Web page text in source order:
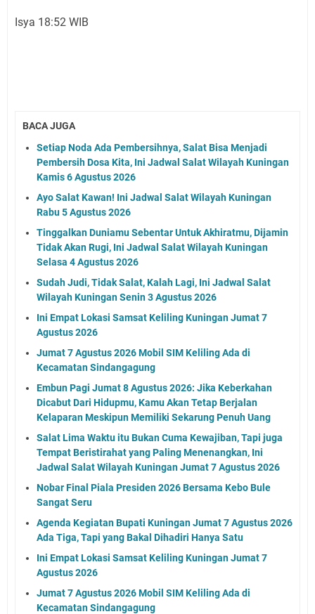
Isya 18:52 WIB
BACA JUGA
Setiap Noda Ada Pembersihnya, Salat Bisa Menjadi
Pembersih Dosa Kita, Ini Jadwal Salat Wilayah Kuningan
Kamis 6 Agustus 2026
Ayo Salat Kawan! Ini Jadwal Salat Wilayah Kuningan
Rabu 5 Agustus 2026
Tinggalkan Duniamu Sebentar Untuk Akhiratmu, Dijamin
Tidak Akan Rugi, Ini Jadwal Salat Wilayah Kuningan
Selasa 4 Agustus 2026
Sudah Judi, Tidak Salat, Kalah Lagi, Ini Jadwal Salat
Wilayah Kuningan Senin 3 Agustus 2026
Ini Empat Lokasi Samsat Keliling Kuningan Jumat 7
Agustus 2026
Jumat 7 Agustus 2026 Mobil SIM Keliling Ada di
Kecamatan Sindangagung
Embun Pagi Jumat 8 Agustus 2026: Jika Keberkahan
Dicabut Dari Hidupmu, Kamu Akan Tetap Berjalan
Kelaparan Meskipun Memiliki Sekarung Penuh Uang
Salat Lima Waktu itu Bukan Cuma Kewajiban, Tapi juga
Tempat Beristirahat yang Paling Menenangkan, Ini
Jadwal Salat Wilayah Kuningan Jumat 7 Agustus 2026
Nobar Final Piala Presiden 2026 Bersama Kebo Bule
Sangat Seru
Agenda Kegiatan Bupati Kuningan Jumat 7 Agustus 2026
Ada Tiga, Tapi yang Bakal Dihadiri Hanya Satu
Ini Empat Lokasi Samsat Keliling Kuningan Jumat 7
Agustus 2026
Jumat 7 Agustus 2026 Mobil SIM Keliling Ada di
Kecamatan Sindangagung